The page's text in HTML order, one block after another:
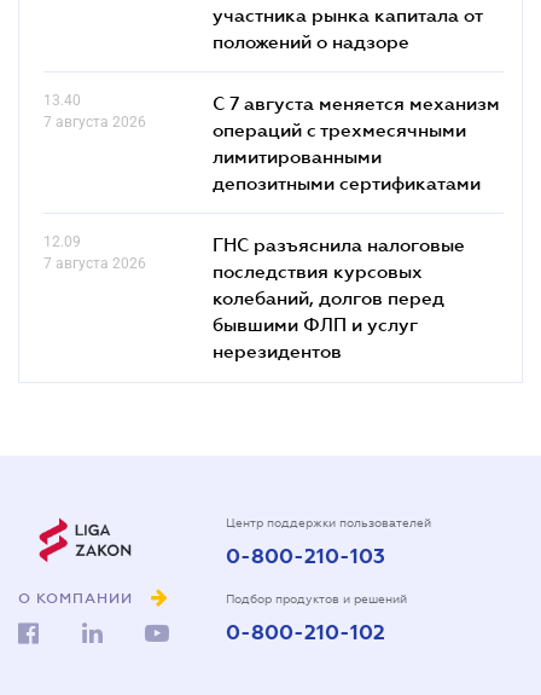
участника рынка капитала от
положений о надзоре
13.40
7 августа 2026
С 7 августа меняется механизм
операций с трехмесячными
лимитированными
депозитными сертификатами
12.09
7 августа 2026
ГНС разъяснила налоговые
последствия курсовых
колебаний, долгов перед
бывшими ФЛП и услуг
нерезидентов
О КОМПАНИИ
Центр поддержки пользователей
0-800-210-103
Подбор продуктов и решений
0-800-210-102